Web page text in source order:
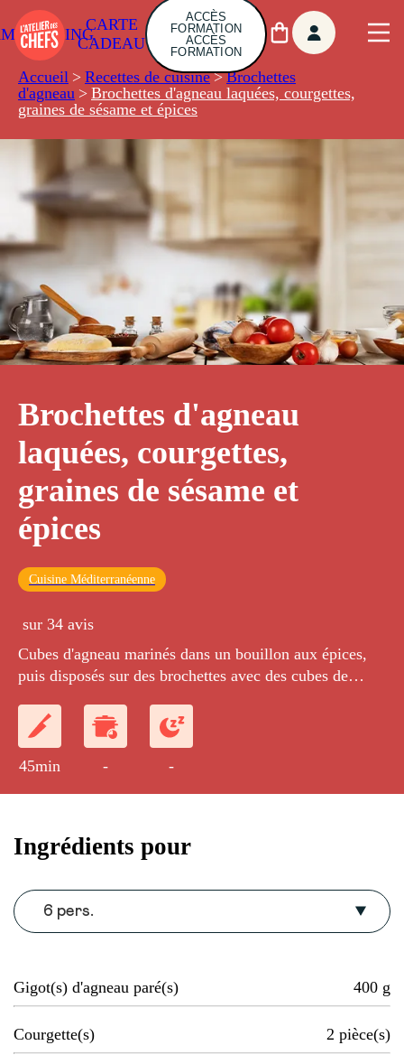
CARTE
CADEAU
ACCÈS
FORMATION
ACCÈS
FORMATION
Accueil > Recettes de cuisine > Brochettes
d'agneau > Brochettes d'agneau laquées, courgettes,
graines de sésame et épices
Brochettes d'agneau
laquées, courgettes,
graines de sésame et
épices
Cuisine Méditerranéenne
sur 34 avis
Cubes d'agneau marinés dans un bouillon aux épices,
puis disposés sur des brochettes avec des cubes de
ensuite poêlées puis laquées.
45min - -
Ingrédients pour
6 pers.
Gigot(s) d'agneau paré(s) 400 g
Courgette(s) 2 pièce(s)